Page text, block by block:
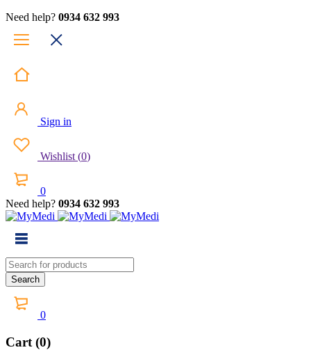
Need help? 0934 632 993
Sign in
Wishlist (0)
0
Need help? 0934 632 993
0
Cart (0)